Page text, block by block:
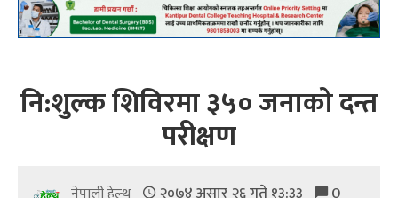
नि:शुल्क शिविरमा ३५० जनाको दन्त
परीक्षण